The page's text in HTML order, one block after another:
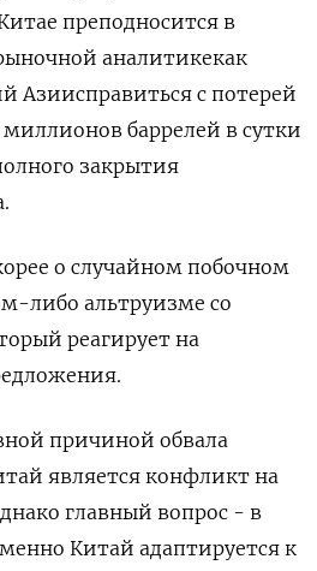
преподносится в
аналитикекак
Азиисправиться с потерей
баррелей в сутки
закрытия
о случайном побочном
либо альтруизме со
реагирует ⁠на
причиной обвала
является конфликт на
главный ‌вопрос - в
Китай адаптируется к